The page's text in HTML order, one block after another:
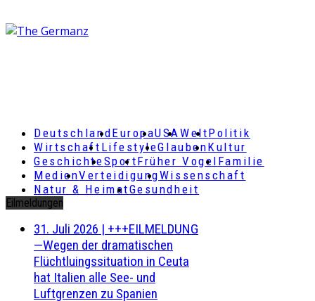
DeutschlandEuropaUSAWeltPolitik
Wirtschaft LifestyleGlaubenKultur
GeschichteSportFrüher Vogel Familie
MedienVerteidigungWissenschaft
Natur & HeimatGesundheit
Eilmeldungen
31. Juli 2026 | +++EILMELDUNG
—Wegen der dramatischen
Flüchtluingssituation in Ceuta
hat Italien alle See- und
Luftgrenzen zu Spanien